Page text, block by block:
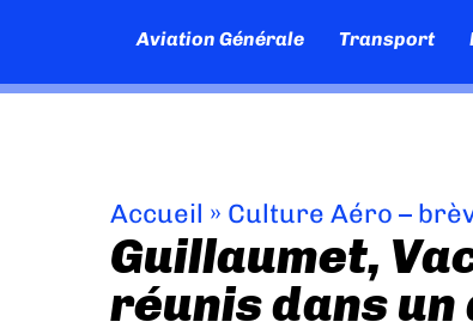
Aviation Générale Transport
Accueil » Culture Aéro –
Guillaumet,
réunis dans un